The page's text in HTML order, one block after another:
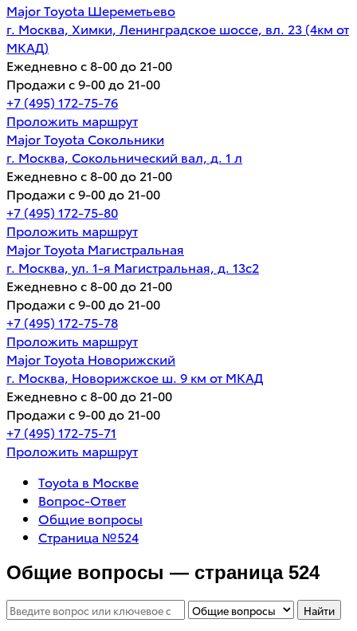
Major Toyota Шереметьево
г. Москва, Химки, Ленинградское шоссе, вл. 23 (4км от
МКАД)
Ежедневно с 8-00 до 21-00
Продажи с 9-00 до 21-00
+7 (495) 172-75-76
Проложить маршрут
Major Toyota Сокольники
г. Москва, Сокольнический вал, д. 1 л
Ежедневно с 8-00 до 21-00
Продажи с 9-00 до 21-00
+7 (495) 172-75-80
Проложить маршрут
Major Toyota Магистральная
г. Москва, ул. 1-я Магистральная, д. 13с2
Ежедневно с 8-00 до 21-00
Продажи с 9-00 до 21-00
+7 (495) 172-75-78
Проложить маршрут
Major Toyota Новорижский
г. Москва, Новорижское ш. 9 км от МКАД
Ежедневно с 8-00 до 21-00
Продажи с 9-00 до 21-00
+7 (495) 172-75-71
Проложить маршрут
Toyota в Москве
Вопрос-Ответ
Общие вопросы
Страница №524
Общие вопросы — страница 524
Найти